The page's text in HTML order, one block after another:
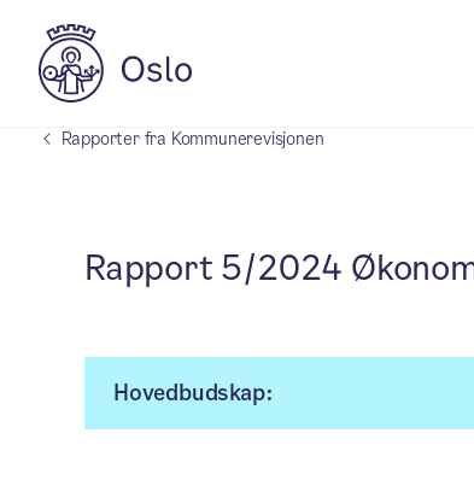
Rapporter fra Kommunerevisjonen
Rapport 5/2024
Hovedbudskap: